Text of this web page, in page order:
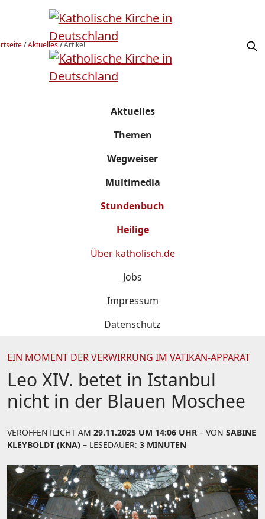
/Aktuelles/Artikel
Aktuelles
Themen
Wegweiser
Multimedia
Stundenbuch
Heilige
Über katholisch.de
Jobs
Impressum
Datenschutz
EIN MOMENT DER VERWIRRUNG IM VATIKAN-APPARAT
Leo XIV. betet in Istanbul
nicht in der Blauen Moschee
VERÖFFENTLICHT AM 29.11.2025 UM 14:06 UHR – VON SABINE
KLEYBOLDT (KNA) – LESEDAUER: 3 MINUTEN